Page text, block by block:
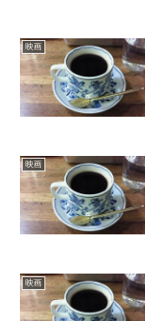
映画
映画
映画